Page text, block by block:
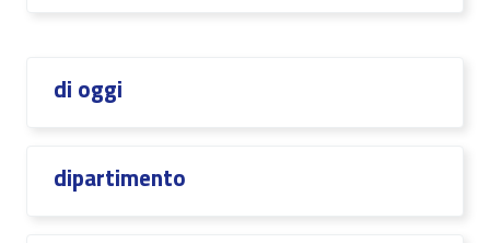
di oggi
dipartimento